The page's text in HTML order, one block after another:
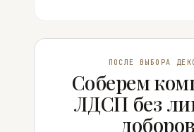
ПОСЛЕ ВЫБОРА
Соберем
ЛДСП без
доборов